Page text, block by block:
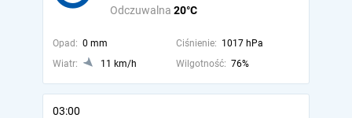
Odczuwalna 20°C
Opad: 0 mm Ciśnienie: 1017 hPa
Wiatr:
11 km/h Wilgotność: 76%
03:00